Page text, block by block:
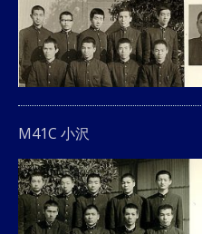
M41C 小沢